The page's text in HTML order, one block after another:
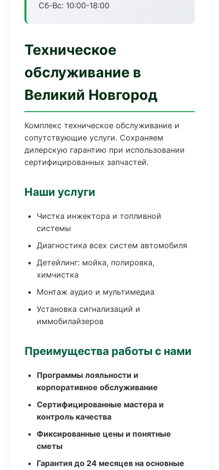
Сб-Вс: 10:00-18:00
Техническое
обслуживание в
Великий Новгород
Комплекс техническое обслуживание и
сопутствующие услуги. Сохраняем
дилерскую гарантию при использовании
сертифицированных запчастей.
Наши услуги
Чистка инжектора и топливной
системы
Диагностика всех систем автомобиля
Детейлинг: мойка, полировка,
химчистка
Монтаж аудио и мультимедиа
Установка сигнализаций и
иммобилайзеров
Преимущества работы с нами
Программы лояльности и
корпоративное обслуживание
Сертифицированные мастера и
контроль качества
Фиксированные цены и понятные
сметы
Гарантия до 24 месяцев на основные